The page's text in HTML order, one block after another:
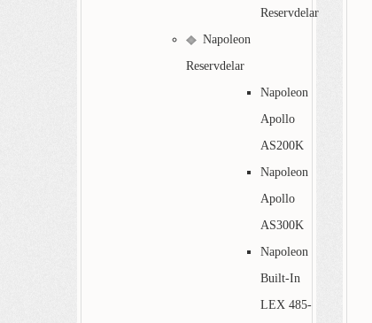
Reservdelar
Napoleon
Reservdelar
Napoleon
Apollo
AS200K
Napoleon
Apollo
AS300K
Napoleon
Built-In
LEX 485-